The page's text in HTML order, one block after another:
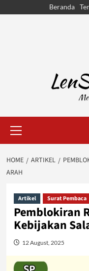
Beranda
Menu
HOME ARTIKEL
ARAH
Artikel Surat Pembaca
Pemblokiran
Kebijakan
12 August, 2025